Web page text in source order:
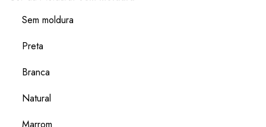
Sem moldura
Preta
Branca
Natural